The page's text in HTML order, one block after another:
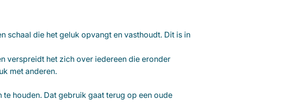
schaal die het geluk opvangt en vasthoudt. Dit is in
verspreidt het zich over iedereen die eronder
met anderen.
houden. Dat gebruik gaat terug op een oude